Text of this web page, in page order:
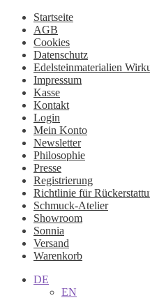
Startseite
AGB
Cookies
Datenschutz
Edelsteinmaterialien
Impressum
Kasse
Kontakt
Login
Mein Konto
Newsletter
Philosophie
Presse
Registrierung
Richtlinie für
Schmuck-Atelier
Showroom
Sonnia
Versand
Warenkorb
DE
EN